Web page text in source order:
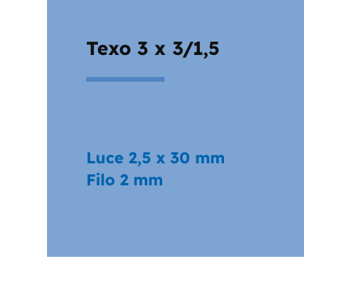
Texo 3 x 3/1,5
Luce 2,5 x 30 mm
Filo 2 mm